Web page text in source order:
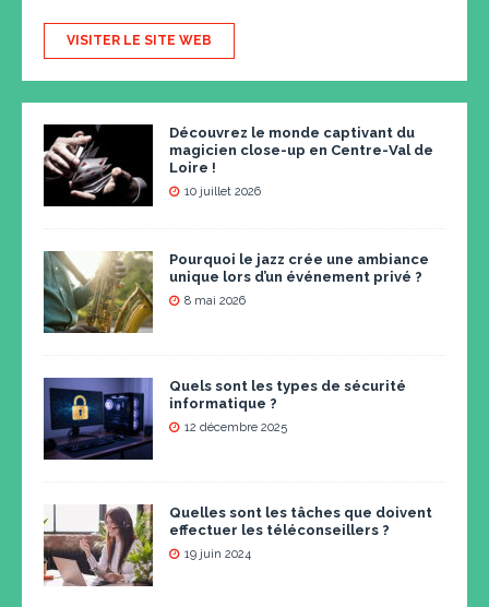
VISITER LE SITE WEB
Découvrez le monde captivant du
magicien close-up en Centre-Val de
Loire !
10 juillet 2026
Pourquoi le jazz crée une ambiance
unique lors d’un événement privé ?
8 mai 2026
Quels sont les types de sécurité
informatique ?
12 décembre 2025
Quelles sont les tâches que doivent
effectuer les téléconseillers ?
19 juin 2024